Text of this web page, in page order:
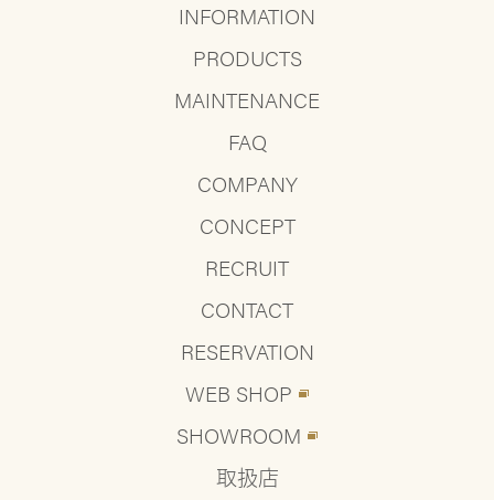
INFORMATION
PRODUCTS
MAINTENANCE
FAQ
COMPANY
CONCEPT
RECRUIT
CONTACT
RESERVATION
WEB SHOP
SHOWROOM
取扱店